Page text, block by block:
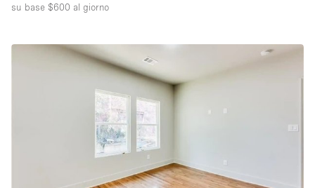
su base $600 al giorno